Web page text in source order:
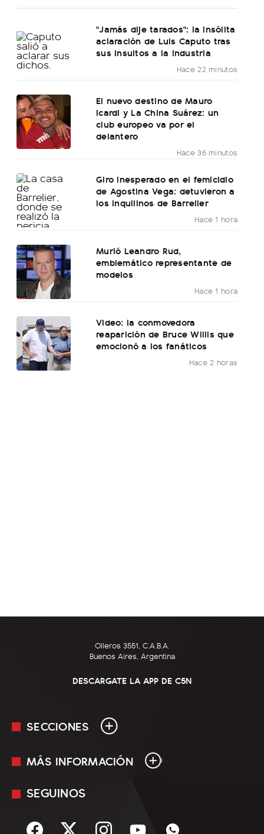
"Jamás dije tarados": la insólita
aclaración de Luis Caputo tras
sus insultos a la industria
Hace 22 minutos
El nuevo destino de Mauro
Icardi y La China Suárez: un
club europeo va por el
delantero
Hace 36 minutos
Giro inesperado en el femicidio
de Agostina Vega: detuvieron a
los inquilinos de Barrelier
Hace 1 hora
Murió Leandro Rud,
emblemático representante de
modelos
Hace 1 hora
Video: la conmovedora
reaparición de Bruce Willis que
emocionó a los fanáticos
Hace 2 horas
Olleros 3551, C.A.B.A.
Buenos Aires, Argentina
DESCARGATE LA APP DE C5N
SECCIONES
En Vivo
Sociedad
MÁS INFORMACIÓN
Mediakit
Términos y condiciones
SEGUINOS